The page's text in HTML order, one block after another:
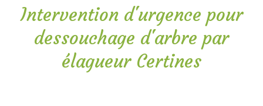
Intervention d'urgence pour
dessouchage d'arbre par
élagueur Certines